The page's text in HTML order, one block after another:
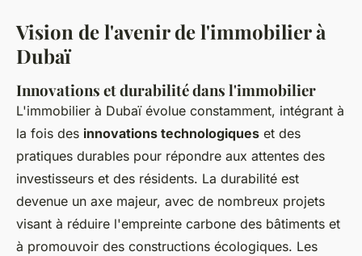
Vision de l'avenir de l'immobilier à
Dubaï
Innovations et durabilité dans l'immobilier
L'immobilier à Dubaï évolue constamment, intégrant à
la fois des innovations technologiques et des
pratiques durables pour répondre aux attentes des
investisseurs et des résidents. La durabilité est
devenue un axe majeur, avec de nombreux projets
visant à réduire l'empreinte carbone des bâtiments et
à promouvoir des constructions écologiques. Les